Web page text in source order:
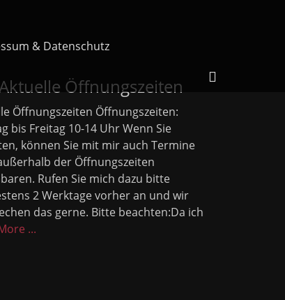
& Datenschutz
Öffnungszeiten
Öffnungszeiten Öffnungszeiten:
bis Freitag 10-14 Uhr Wenn Sie
können Sie mit mir auch Termine
der Öffnungszeiten
Rufen Sie mich dazu bitte
2 Werktage vorher an und wir
das gerne. Bitte beachten:Da ich
...